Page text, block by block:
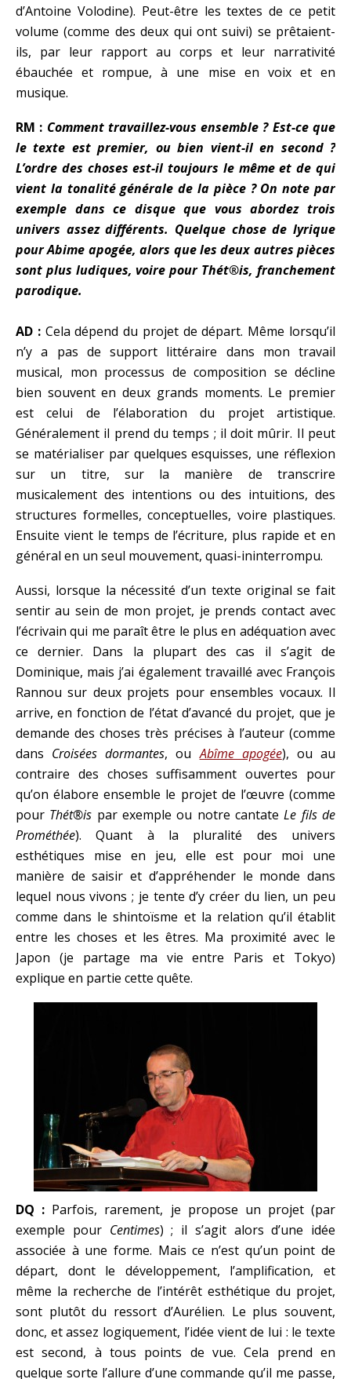
d’Antoine Volodine). Peut-être les textes de ce petit
volume (comme des deux qui ont suivi) se prêtaient-
ils, par leur rapport au corps et leur narrativité
ébauchée et rompue, à une mise en voix et en
musique.
RM : Comment travaillez-vous ensemble ? Est-ce que
le texte est premier, ou bien vient-il en second ?
L’ordre des choses est-il toujours le même et de qui
vient la tonalité générale de la pièce ? On note par
exemple dans ce disque que vous abordez trois
univers assez différents. Quelque chose de lyrique
pour Abime apogée, alors que les deux autres pièces
sont plus ludiques, voire pour Thét®is, franchement
parodique.
AD : Cela dépend du projet de départ. Même lorsqu’il
n’y a pas de support littéraire dans mon travail
musical, mon processus de composition se décline
bien souvent en deux grands moments. Le premier
est celui de l’élaboration du projet artistique.
Généralement il prend du temps ; il doit mûrir. Il peut
se matérialiser par quelques esquisses, une réflexion
sur un titre, sur la manière de transcrire
musicalement des intentions ou des intuitions, des
structures formelles, conceptuelles, voire plastiques.
Ensuite vient le temps de l’écriture, plus rapide et en
général en un seul mouvement, quasi-ininterrompu.
Aussi, lorsque la nécessité d’un texte original se fait
sentir au sein de mon projet, je prends contact avec
l’écrivain qui me paraît être le plus en adéquation avec
ce dernier. Dans la plupart des cas il s’agit de
Dominique, mais j’ai également travaillé avec François
Rannou sur deux projets pour ensembles vocaux. Il
arrive, en fonction de l’état d’avancé du projet, que je
demande des choses très précises à l’auteur (comme
dans Croisées dormantes, ouAbîme apogée), ou au
contraire des choses suffisamment ouvertes pour
qu’on élabore ensemble le projet de l’œuvre (comme
pour Thét®is par exemple ou notre cantateLe fils de
Prométhée). Quant à la pluralité des univers
esthétiques mise en jeu, elle est pour moi une
manière de saisir et d’appréhender le monde dans
lequel nous vivons ; je tente d’y créer du lien, un peu
comme dans le shintoïsme et la relation qu’il établit
entre les choses et les êtres. Ma proximité avec le
Japon (je partage ma vie entre Paris et Tokyo)
explique en partie cette quête.
DQ : Parfois, rarement, je propose un projet (par
exemple pour Centimes) ; il s’agit alors d’une idée
associée à une forme. Mais ce n’est qu’un point de
départ, dont le développement, l’amplification, et
même la recherche de l’intérêt esthétique du projet,
sont plutôt du ressort d’Aurélien. Le plus souvent,
donc, et assez logiquement, l’idée vient de lui : le texte
est second, à tous points de vue. Cela prend en
quelque sorte l’allure d’une commande qu’il me passe,